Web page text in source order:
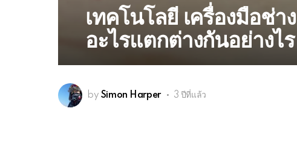
เทคโนโลยี เครื่องมือช่
อะไรแตกต่างกันอย่างไร
by Simon Harper 3 ปีที่แล้ว